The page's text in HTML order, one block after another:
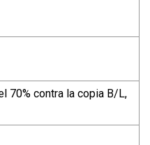
70% contra la copia B/L,